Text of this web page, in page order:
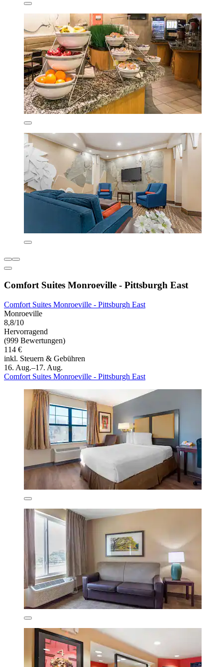
Comfort Suites Monroeville - Pittsburgh East
Comfort Suites Monroeville - Pittsburgh East
Monroeville
8,8/10
Hervorragend
(999 Bewertungen)
114 €
inkl. Steuern & Gebühren
16. Aug.–17. Aug.
Comfort Suites Monroeville - Pittsburgh East